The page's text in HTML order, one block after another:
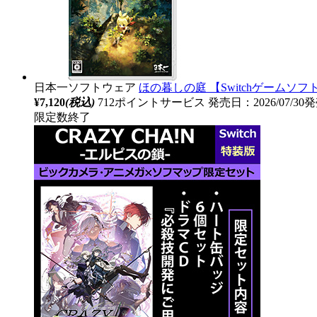
日本一ソフトウェア ほの暮しの庭 【Switchゲームソフト
¥7,120(税込) 712ポイントサービス 発売日：2026/07/30
限定数終了